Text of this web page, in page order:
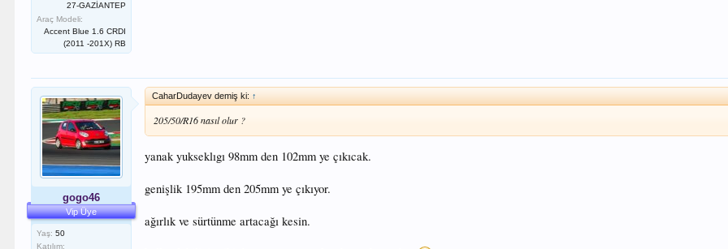
27-GAZİANTEP
Araç Modeli:
Accent Blue 1.6 CRDI
(2011 -201X) RB
gogo46
Vip Üye
Yaş: 50
Katılım:
CaharDudayev demiş ki: ↑
205/50/R16 nasıl olur ?
yanak yukseklıgı 98mm den 102mm ye çıkıcak.
genişlik 195mm den 205mm ye çıkıyor.
ağırlık ve sürtünme artacağı kesin.